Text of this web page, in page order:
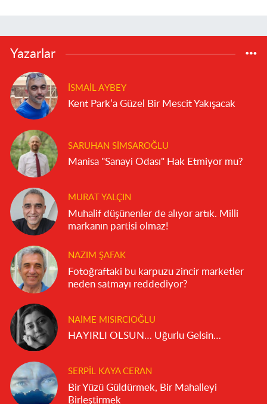
Yazarlar
İSMAIL AYBEY
Kent Park’a Güzel Bir Mescit Yakışacak
SARUHAN SIMSAROĞLU
Manisa "Sanayi Odası" Hak Etmiyor mu?
MURAT YALÇIN
Muhalif düşünenler de alıyor artık. Milli
markanın partisi olmaz!
NAZIM ŞAFAK
Fotoğraftaki bu karpuzu zincir marketler
neden satmayı reddediyor?
NAIME MISIRCIOĞLU
HAYIRLI OLSUN… Uğurlu Gelsin…
SERPIL KAYA CERAN
Bir Yüzü Güldürmek, Bir Mahalleyi
Birleştirmek